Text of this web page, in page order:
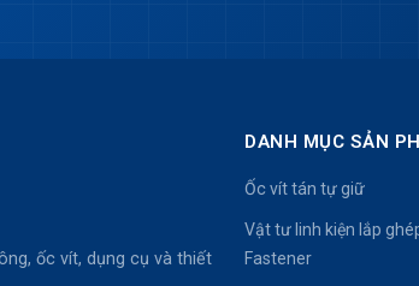
ốc vít, dụng cụ và thiết
DANH MỤC SẢN
Ốc vít tán tự giữ
Vật tư linh kiện lắp
Fastener